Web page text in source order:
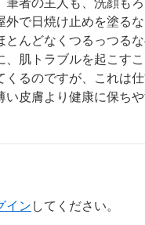
外で日焼け止めを塗る
とんどなくつるっつる
肌トラブルを起こすこ
るのですが、これは
皮膚より健康に保ちや
インしてください。